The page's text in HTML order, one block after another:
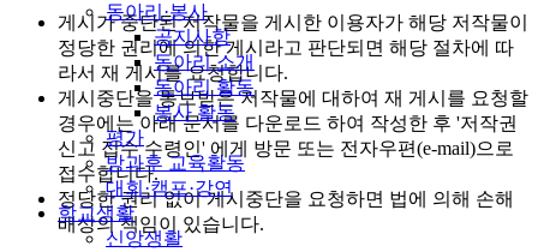
동아리·봉사
공지사항
동아리 소개
동아리 활동
봉사 활동
평가
방과후 교육활동
대회·캠프·강연
학교생활
신앙생활
게시가 중단된 저작물을 게시한 이용자가 해당 저작물이
정당한 권리에 의한 게시라고 판단되면 해당 절차에 따
라서 재 게시를 요청합니다.
게시중단을 통보받은 저작물에 대하여 재 게시를 요청할
경우에는 아래 문서를 다운로드 하여 작성한 후 '저작권
신고 접수 수령인' 에게 방문 또는 전자우편(e-mail)으로
접수합니다.
정당한 권리 없이 게시중단을 요청하면 법에 의해 손해
배상의 책임이 있습니다.